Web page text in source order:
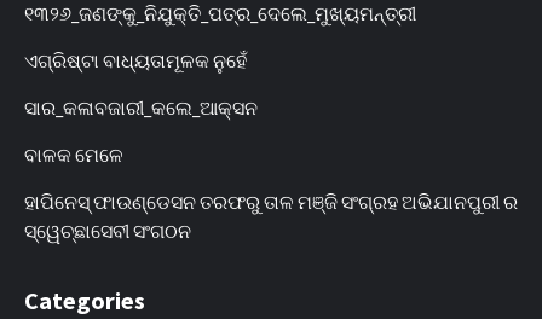
୧୩୨୬_ଜଣଙ୍କୁ_ନିଯୁକ୍ତି_ପତ୍ର_ଦେଲେ_ମୁଖ୍ୟମନ୍ତ୍ରୀ
ଏଗ୍ରିଷ୍ଟା ବାଧ୍ୟତାମୂଳକ ନୁହେଁ
ସାର_କଳାବଜାରୀ_କଲେ_ଆକ୍ସନ
ବାଳକ ମେଳେ
ହାପିନେସ୍ ଫାଉଣ୍ଡେସନ ତରଫରୁ ତାଳ ମଞ୍ଜି ସଂଗ୍ରହ ଅଭିଯାନପୁରୀ ର
ସ୍ୱେଚ୍ଛାସେବୀ ସଂଗଠନ
Categories